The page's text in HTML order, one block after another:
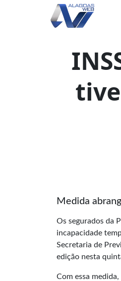
Medida
Os segurados da
incapacidade
Secretaria de
edição nesta
Com essa